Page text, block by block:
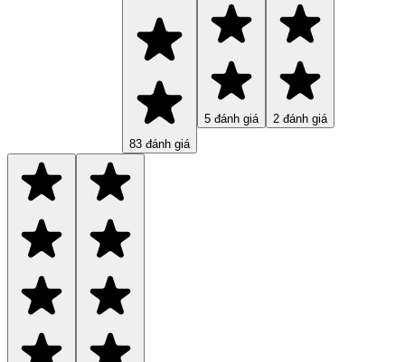
83 đánh giá
5 đánh giá 2 đánh giá